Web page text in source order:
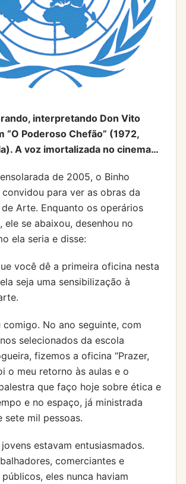
interpretando Don Vito
“O Poderoso Chefão” (1972,
A voz imortalizada no cinema…
de 2005, o Binho
convidou para ver as obras da
Arte. Enquanto os operários
ele se abaixou, desenhou no
ela seria e disse:
você dê a primeira oficina nesta
seja uma sensibilização à
No ano seguinte, com
selecionados da escola
fizemos a oficina “Prazer,
o meu retorno às aulas e o
que faço hoje sobre ética e
e no espaço, já ministrada
sete mil pessoas.
estavam entusiasmados.
comerciantes e
eles nunca haviam